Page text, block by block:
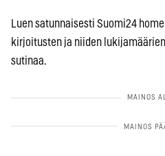
Luen satunnaisesti Suomi24
kirjoitusten ja niiden
sutinaa.